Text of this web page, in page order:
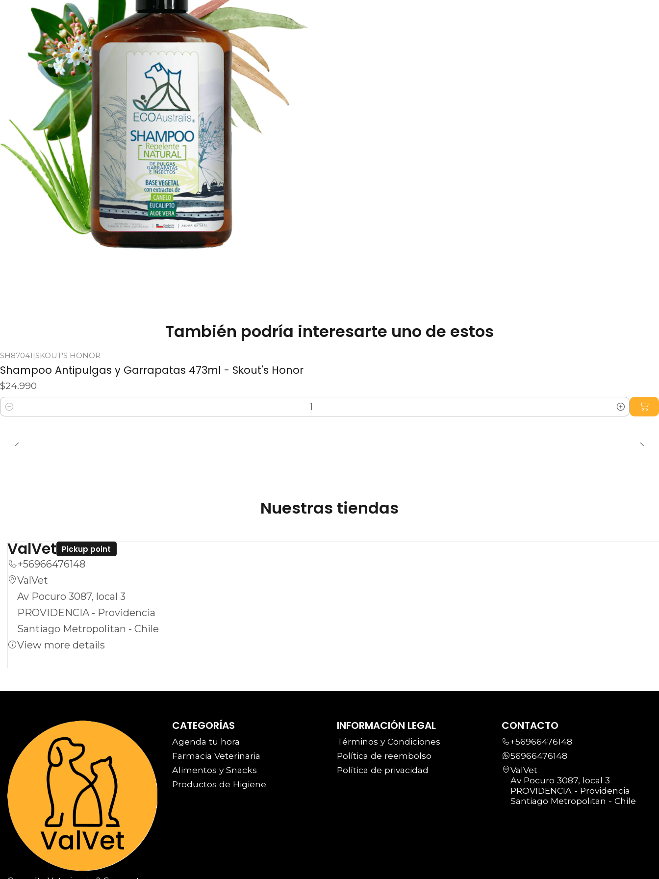
También podría interesarte uno de estos
SH87041 |SKOUT'S HONOR
Shampoo Antipulgas y Garrapatas 473ml - Skout's Honor
$24.990
Cantidad
Nuestras tiendas
ValVet Pickup point
+56966476148
ValVet
Av Pocuro 3087, local 3
PROVIDENCIA - Providencia
Santiago Metropolitan - Chile
View more details
CATEGORÍAS
Agenda tu hora
Farmacia Veterinaria
Alimentos y Snacks
Productos de Higiene
INFORMACIÓN LEGAL
Términos y Condiciones
Política de reembolso
Política de privacidad
CONTACTO
+56966476148
56966476148
ValVet
Av Pocuro 3087, local 3
PROVIDENCIA - Providencia
Santiago Metropolitan - Chile